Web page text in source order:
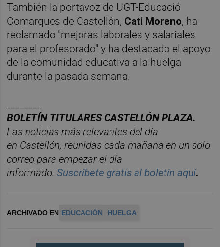
También la portavoz de UGT-Educació
Comarques de Castellón, Cati Moreno, ha
reclamado "mejoras laborales y salariales
para el profesorado" y ha destacado el apoyo
de la comunidad educativa a la huelga
durante la pasada semana.
BOLETÍNTITULARES CASTELLÓNPLAZA.
Las noticias más relevantes del día
en Castellón, reunidas cada mañana en un solo
correo para empezar el día
informado. Suscríbete gratis alboletín aquí.
ARCHIVADO EN EDUCACIÓN HUELGA